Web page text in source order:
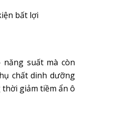
suất mà còn
chất dinh dưỡng
giảm tiềm ẩn ô